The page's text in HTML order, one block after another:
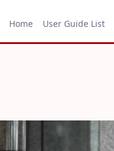
Home User Guide List